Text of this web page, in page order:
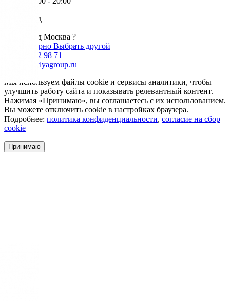
Ваш город
Ваш город Москва ?
Да, все верно Выбрать другой
+7 985 002 98 71
info@krovlyagroup.ru
Мы используем файлы cookie и сервисы аналитики, чтобы
улучшить работу сайта и показывать релевантный контент.
Нажимая «Принимаю», вы соглашаетесь с их использованием.
Вы можете отключить cookie в настройках браузера.
Подробнее: политика конфиденциальности, согласие на сбор
cookie
Принимаю